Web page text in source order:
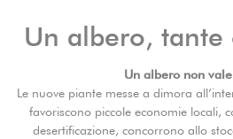
Un albero,
Un albero non
Le nuove piante messe a dimora
favoriscono piccole economie locali,
desertificazione, concorrono allo